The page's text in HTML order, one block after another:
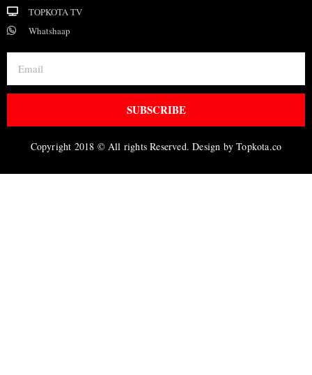
TOPKOTA TV
Whatshaap
SUBSCRIBE
Copyright 2018 © All rights Reserved. Design by Topkota.co